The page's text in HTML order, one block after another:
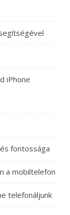
iPhone
fontossága
a mobiltelefon
telefonáljunk